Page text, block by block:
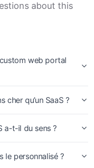
about this
web portal
cher qu’un SaaS ?
a-t-il du sens ?
le personnalisé ?